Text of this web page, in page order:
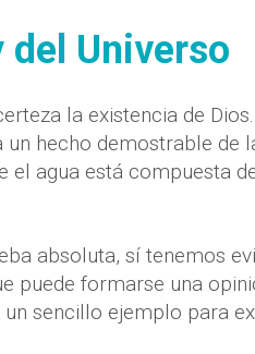
del Universo
la existencia de
un hecho demostrable de
el agua está compuesta
absoluta, sí tenemos
puede formarse una
sencillo ejemplo para